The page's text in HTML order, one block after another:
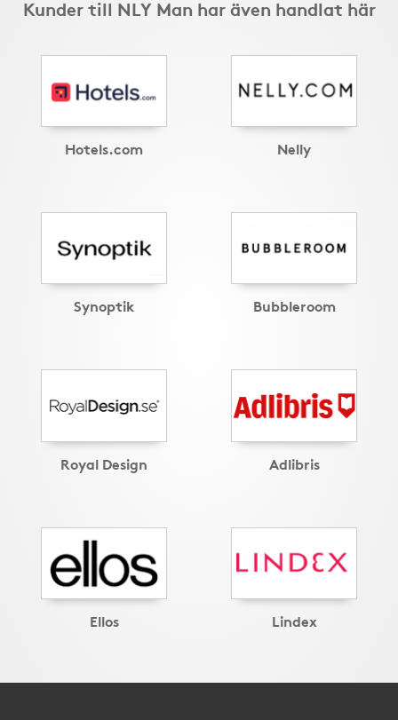
Kunder till NLY Man har även handlat här
Hotels.com Nelly
Synoptik Bubbleroom
Royal Design Adlibris
Ellos Lindex